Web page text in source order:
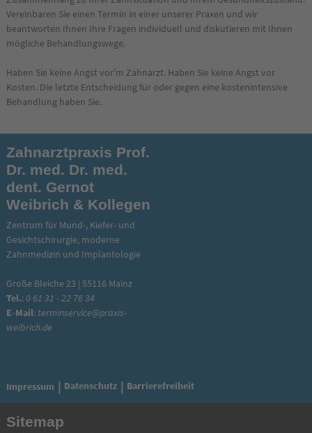
Vereinbaren Sie einen Termin in einer unserer Praxen und wir
beantworten Ihnen Ihre Fragen individuell und diskutieren mit Ihnen
mögliche Behandlungswege.
Haben Sie keine Angst vor'm Zahnarzt. Haben Sie keine Angst vor
Kosten. Die letzte Entscheidung für oder gegen eine kostenintensive
Behandlung haben Sie.
Zahnarztpraxis Prof.
Dr. med. Dr. med.
dent. Gernot
Weibrich & Kollegen
Zentrum für Mund-, Kiefer- und
Gesichtschirurgie, moderne
Zahnmedizin und Implantologie
Große Bleiche 23 | 55116 Mainz
Tel.:0 61 31 - 22 76 34
E-Mail: terminservice@praxis-
weibrich.de
Impressum Datenschutz Barrierefreiheit
Sitemap